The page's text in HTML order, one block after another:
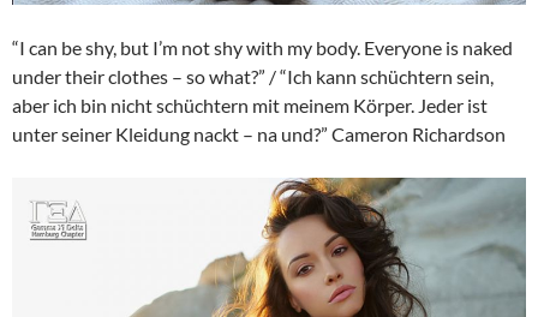
“I can be shy, but I’m not shy with my body. Everyone is naked
under their clothes – so what?” / “Ich kann schüchtern sein,
aber ich bin nicht schüchtern mit meinem Körper. Jeder ist
unter seiner Kleidung nackt – na und?” Cameron Richardson